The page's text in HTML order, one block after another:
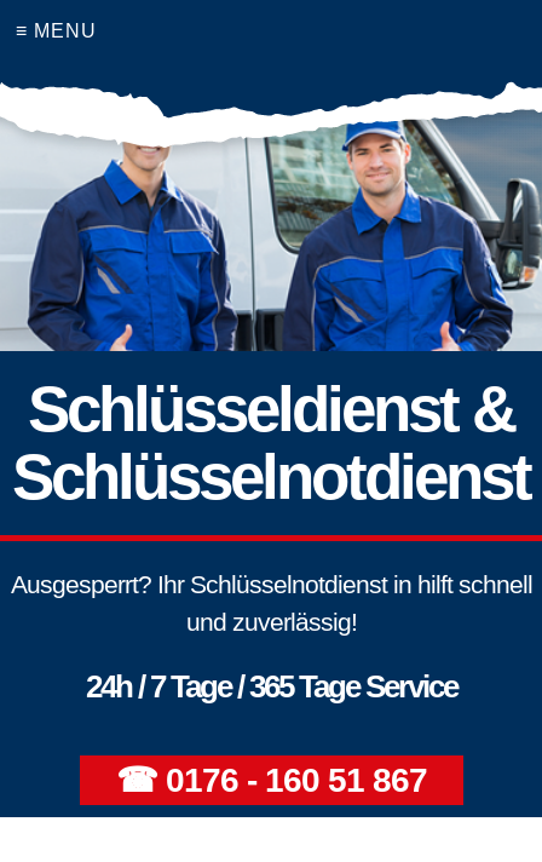
≡ MENU
Schlüsseldienst &
Schlüsselnotdienst
Ausgesperrt? Ihr Schlüsselnotdienst in hilft schnell
und zuverlässig!
24h / 7 Tage / 365 Tage Service
☎ 0176 - 160 51 867